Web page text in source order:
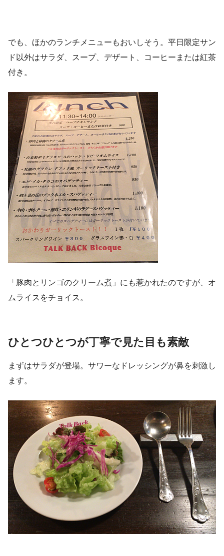
でも、ほかのランチメニューもおいしそう。平日限定サン
ド以外はサラダ、スープ、デザート、コーヒーまたは紅茶
付き。
「豚肉とリンゴのクリーム煮」にも惹かれたのですが、オ
ムライスをチョイス。
ひとつひとつが丁寧で見た目も素敵
まずはサラダが登場。サワーなドレッシングが鼻を刺激し
ます。